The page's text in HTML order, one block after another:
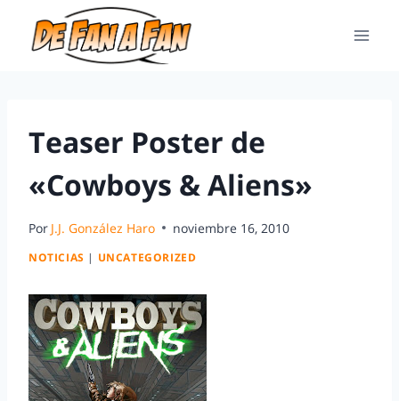
Teaser Poster de
«Cowboys & Aliens»
Por J.J. González Haro noviembre 16, 2010
NOTICIAS | UNCATEGORIZED